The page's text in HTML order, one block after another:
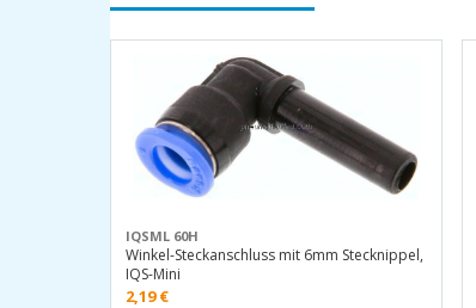
IQSML 60H
Winkel-Steckanschluss mit 6mm Stecknippel,
IQS-Mini
2,19€